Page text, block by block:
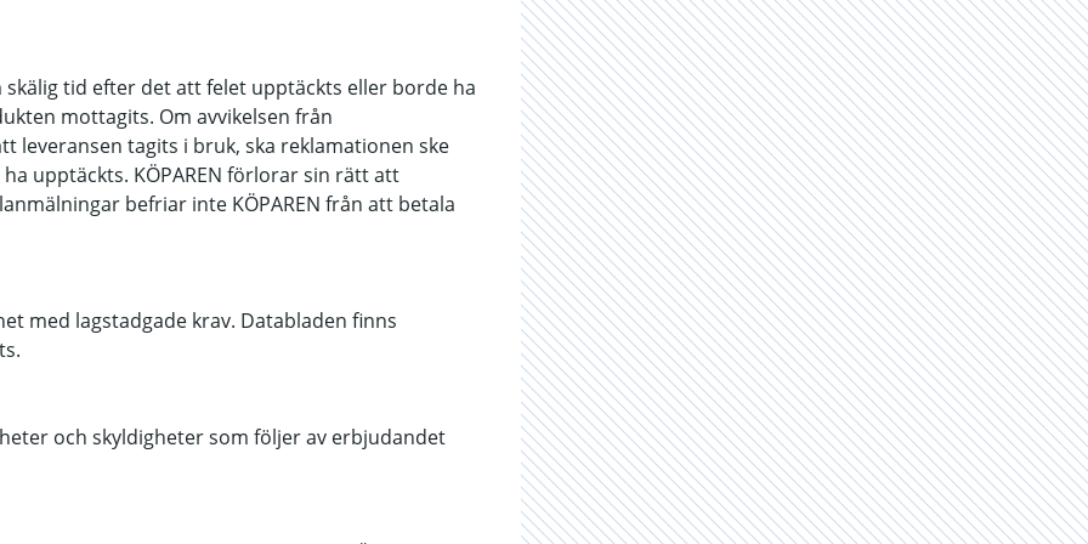
skälig tid efter det att felet upptäckts eller borde ha
mottagits. Om avvikelsen från
leveransen tagits i bruk, ska reklamationen ske
upptäckts. KÖPAREN förlorar sin rätt att
befriar inte KÖPAREN från att betala
med lagstadgade krav. Databladen finns
och skyldigheter som följer av erbjudandet